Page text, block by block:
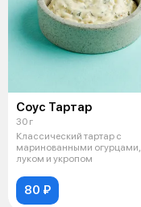
Соус Тартар
30 г
Классический тартар с
маринованными огурцами,
луком и укропом
80 ₽